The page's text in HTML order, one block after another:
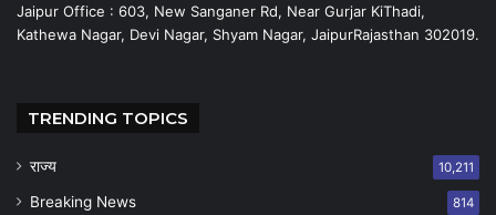
Jaipur Office : 603, New Sanganer Rd, Near Gurjar KiThadi,
Kathewa Nagar, Devi Nagar, Shyam Nagar, JaipurRajasthan 302019.
TRENDING TOPICS
राज्य 10,211
Breaking News 814